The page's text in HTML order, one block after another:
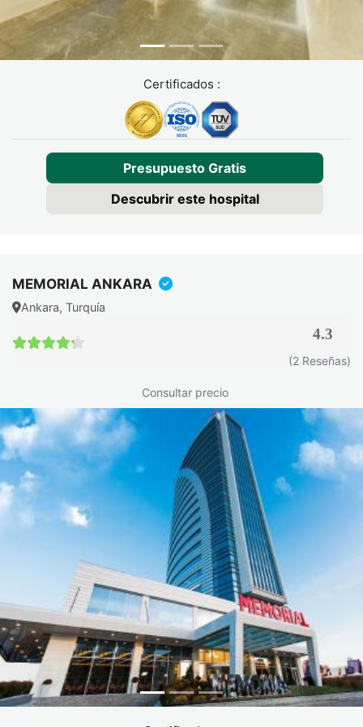
Pirosis / reflujo
ácido
Inhibidores de la
bomba de
protones
en pacientes con
ERGE no tratada.
extracción
Extracción
anticipada por
intolerancia
Esta tasa
disminuye
significativamente
en centros con
buena selección
preoperatoria y
acompañamiento
psicológico.
Complicaciones
graves (úlcera,
obstrucción)
< 0,5%
Raras. Requieren
intervención
endoscópica o
quirúrgica. Más
frecuentes cuando
no se han
descartado
Certificados :
Presupuesto Gratis
Descubrir este hospital
MEMORIAL ANKARA
Ankara, Turquía
4.3
(2 Reseñas)
Consultar precio